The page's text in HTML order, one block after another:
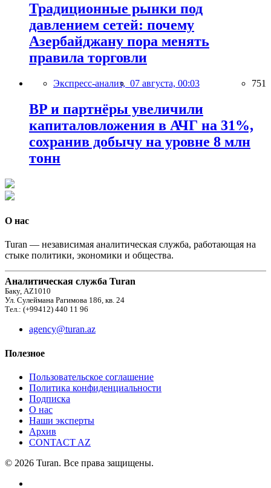
Традиционные рынки под
давлением сетей: почему
Азербайджану пора менять
правила торговли
Экспресс-анализ, 07 августа, 00:03 751
BP и партнёры увеличили
капиталовложения в АЧГ на 31%,
сохранив добычу на уровне 8 млн
тонн
О нас
Turan — независимая аналитическая служба, работающая на
стыке политики, экономики и общества.
Аналитическая служба Turan
Баку, AZ1010
Ул. Сулеймана Рагимова 186, кв. 24
Тел.: (+99412) 440 11 96
agency@turan.az
Полезное
Пользовательское соглашение
Политика конфиденциальности
Подписка
О нас
Наши эксперты
Архив
CONTACT AZ
© 2026 Turan. Все права защищены.